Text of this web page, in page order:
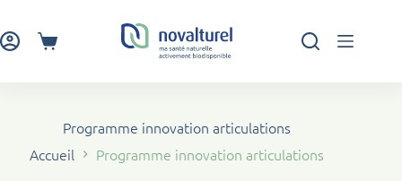
au
contenuPanier
Programme innovation articulations
Accueil
Programme innovation articulations